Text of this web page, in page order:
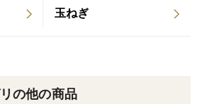
。甘さが「はるかに強い」ことか
玉ねぎ
の他の商品